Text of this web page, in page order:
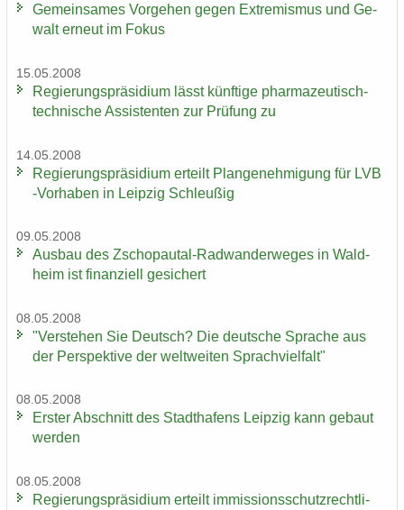
Ge­mein­sa­mes Vor­ge­hen gegen Ex­tre­mis­mus und Ge­
walt er­neut im Fokus
15.05.2008
Re­gie­rungs­prä­si­di­um lässt künf­ti­ge pharmazeutisch-​
technische As­sis­ten­ten zur Prü­fung zu
14.05.2008
Re­gie­rungs­prä­si­di­um er­teilt Plan­ge­neh­mi­gung für LVB
-​Vorhaben in Leip­zig Schleu­ßig
09.05.2008
Aus­bau des Zschopautal-​Radwanderweges in Wald­
heim ist fi­nan­zi­ell ge­si­chert
08.05.2008
"Ver­ste­hen Sie Deutsch? Die deut­sche Spra­che aus
der Per­spek­ti­ve der welt­wei­ten Sprach­viel­falt"
08.05.2008
Ers­ter Ab­schnitt des Stadt­ha­fens Leip­zig kann ge­baut
wer­den
08.05.2008
Re­gie­rungs­prä­si­di­um er­teilt im­mis­si­ons­schutz­recht­li­